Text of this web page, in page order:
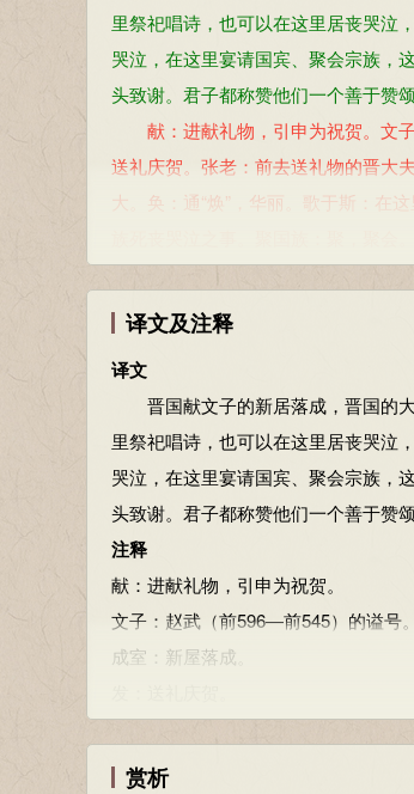
里祭祀唱诗，也可以在这里居丧哭泣
哭泣，在这里宴请国宾、聚会宗族，
头致谢。君子都称赞他们一个善于赞
献：进献礼物，引申为祝贺。文子
送礼庆贺。张老：前去送礼物的晋大
大。奂：通“焕”，华丽。歌于斯：在
族死丧哭泣之事。聚国族：聚，聚会
古时罪重则腰斩，罪轻则戮颈，砍头
夫的墓地，在今山西绛县北。北面：
本节内容由匿名网友上传，原作者
译文及注释
译文
晋国献文子的新居落成，晋国的大
里祭祀唱诗，也可以在这里居丧哭泣
哭泣，在这里宴请国宾、聚会宗族，
头致谢。君子都称赞他们一个善于赞
注释
献：进献礼物，引申为祝贺。
文子：赵武（前596—前545）的谥号
成室：新屋落成。
轮：盘旋屈曲而上，引申为高大。
赏析